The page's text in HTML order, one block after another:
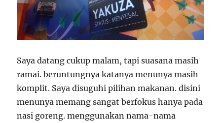
Saya datang cukup malam, tapi suasana masih
ramai. beruntungnya katanya menunya masih
komplit. Saya disuguhi pilihan makanan. disini
menunya memang sangat berfokus hanya pada
nasi goreng. menggunakan nama-nama